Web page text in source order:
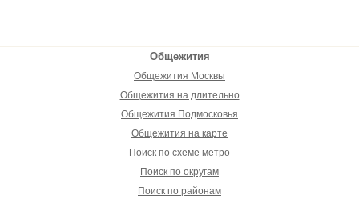
Общежития
Общежития Москвы
Общежития на длительно
Общежития Подмосковья
Общежития на карте
Поиск по схеме метро
Поиск по округам
Поиск по районам